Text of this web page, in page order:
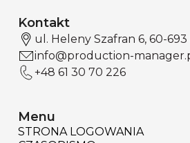
Kontakt
ul. Heleny Szafran 6, 60-
info@production-
+48 61 30 70 226
Menu
STRONA LOGOWANIA